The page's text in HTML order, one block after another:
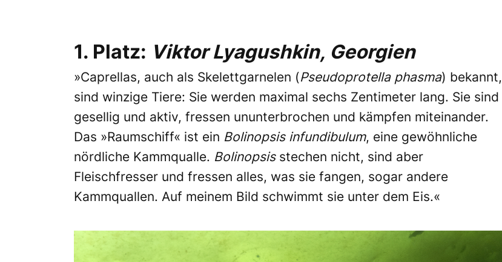
1. Platz: Viktor Lyagushkin, Georgien
»Caprellas, auch als Skelettgarnelen (Pseudoprotella phasma) bekannt,
sind winzige Tiere: Sie werden maximal sechs Zentimeter lang. Sie sind
gesellig und aktiv, fressen ununterbrochen und kämpfen miteinander.
Das »Raumschiff« ist ein Bolinopsis infundibulum, eine gewöhnliche
nördliche Kammqualle. Bolinopsis stechen nicht, sind aber
Fleischfresser und fressen alles, was sie fangen, sogar andere
Kammquallen. Auf meinem Bild schwimmt sie unter dem Eis.«